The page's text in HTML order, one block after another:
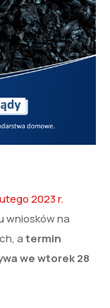
2023 r.
wniosków na
atermin
we wtorek 28